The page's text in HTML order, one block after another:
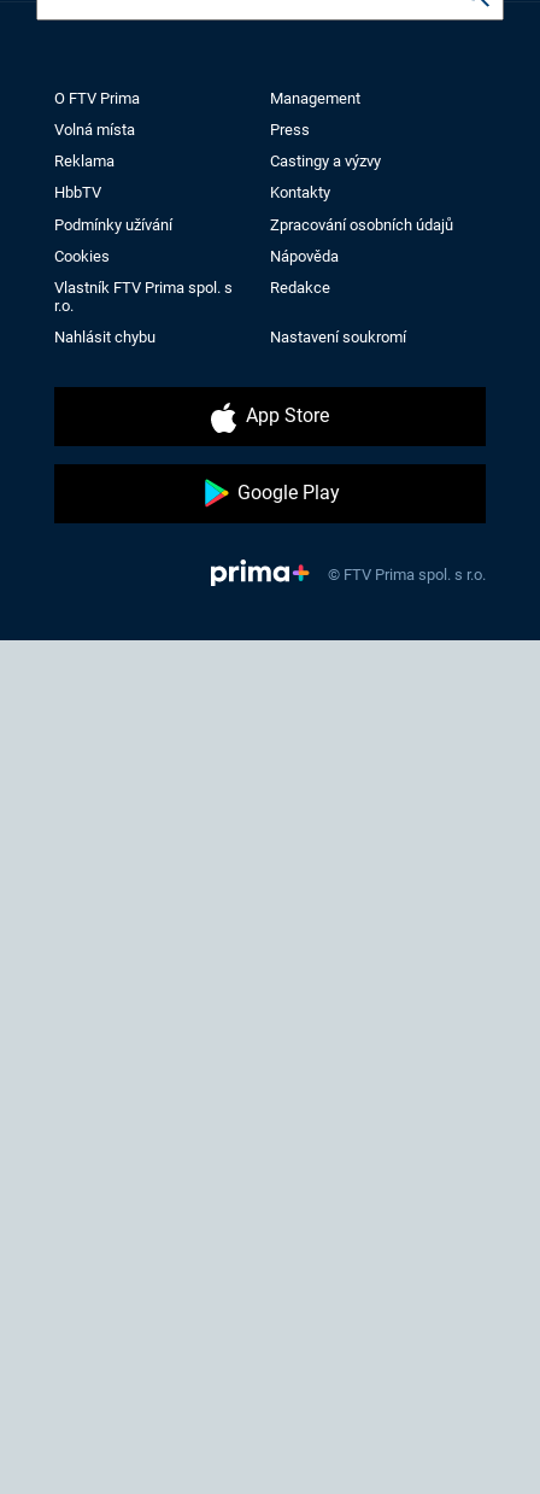
O FTV Prima
Management
Volná místa
Press
Reklama
Castingy a výzvy
HbbTV
Kontakty
Podmínky užívání
Zpracování osobních údajů
Cookies
Nápověda
Vlastník FTV Prima spol. s
r.o.
Redakce
Nahlásit chybu Nastavení soukromí
App Store
Google Play
© FTV Prima spol. s r.o.